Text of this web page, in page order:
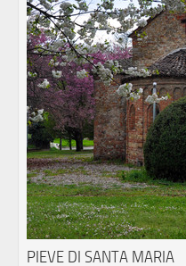
BÉNÉVOLES
CONTACTS
PRESS
PIEVE DI SANTA MARIA